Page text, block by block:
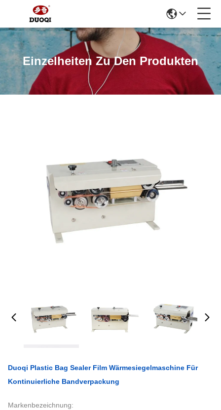
Einzelheiten Zu Den Produkten
Duoqi Plastic Bag Sealer Film Wärmesiegelmaschine Für
Kontinuierliche Bandverpackung
Markenbezeichnung: